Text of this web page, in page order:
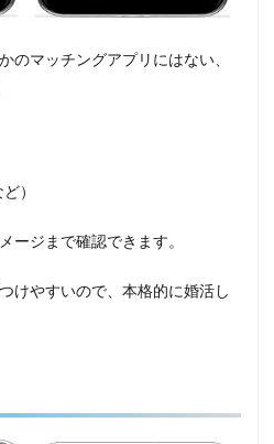
のマッチングアプリにはない、
）
ージまで確認できます。
けやすいので、本格的に婚活し